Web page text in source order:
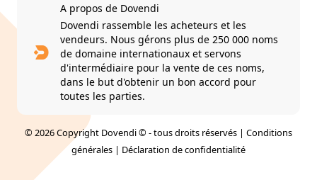
A propos de Dovendi
Dovendi rassemble les acheteurs et les
vendeurs. Nous gérons plus de 250 000 noms
de domaine internationaux et servons
d'intermédiaire pour la vente de ces noms,
dans le but d'obtenir un bon accord pour
toutes les parties.
© 2026 Copyright Dovendi © - tous droits réservés | Conditions
générales | Déclaration de confidentialité